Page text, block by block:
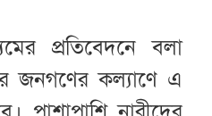
প্রতিবেদনে বলা
জনগণের কল্যাণে এ